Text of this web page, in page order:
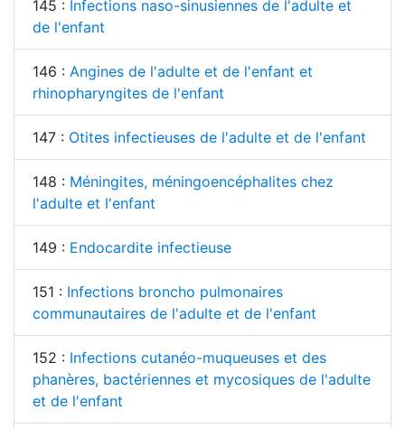
145 : Infections naso-sinusiennes de l'adulte et
de l'enfant
146 : Angines de l'adulte et de l'enfant et
rhinopharyngites de l'enfant
147 : Otites infectieuses de l'adulte et de l'enfant
148 : Méningites, méningoencéphalites chez
l'adulte et l'enfant
149 : Endocardite infectieuse
151 : Infections broncho pulmonaires
communautaires de l'adulte et de l'enfant
152 : Infections cutanéo-muqueuses et des
phanères, bactériennes et mycosiques de l'adulte
et de l'enfant